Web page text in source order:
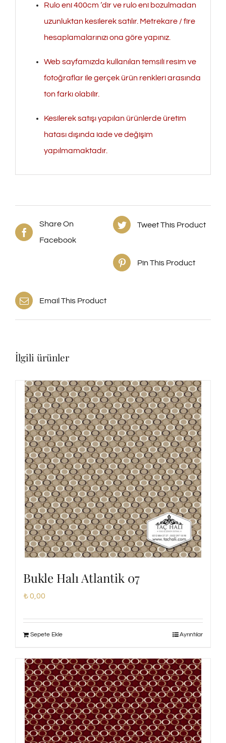
Rulo eni 400cm ‘dir ve rulo eni bozulmadan
uzunluktan kesilerek satılır. Metrekare / fire
hesaplamalarınızı ona göre yapınız.
Web sayfamızda kullanılan temsili resim ve
fotoğraflar ile gerçek ürün renkleri arasında
ton farkı olabilir.
Kesilerek satışı yapılan ürünlerde üretim
hatası dışında iade ve değişim
yapılmamaktadır.
Share On
Facebook
Tweet This Product
Pin This Product
Email This Product
İlgili ürünler
Bukle Halı Atlantik 07
₺0,00
Sepete Ekle Ayrıntılar